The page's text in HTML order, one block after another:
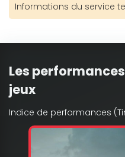
Informations du service
Les
jeux
Indice de performances